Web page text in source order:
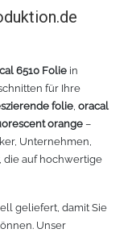
6510 Folie in
für Ihre
folie, oracal
orange –
Unternehmen,
die auf hochwertige
geliefert, damit Sie
Unser